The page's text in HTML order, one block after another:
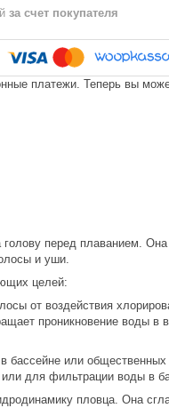
за счет покупателя
платежи. Теперь вы
перед плаванием.
и уши.
целей:
от воздействия
проникновение воды в
бассейне или
для фильтрации воды в
пловца. Она